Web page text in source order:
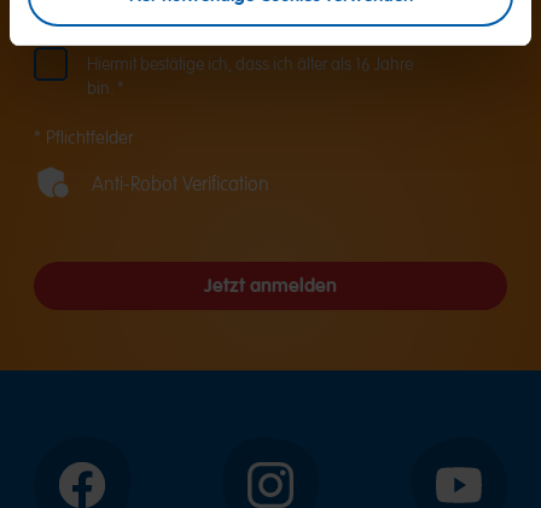
Datenschutzerklärung
Hiermit bestätige ich, dass ich älter als 16 Jahre
bin. *
* Pflichtfelder
Anti-Robot Verification
Jetzt anmelden
Facebook Instagram YouTube